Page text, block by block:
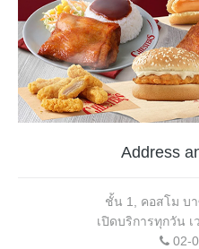
Address
ชั้น 1, คอสโม บ
เปิดบริการทุกวัน เ
02-